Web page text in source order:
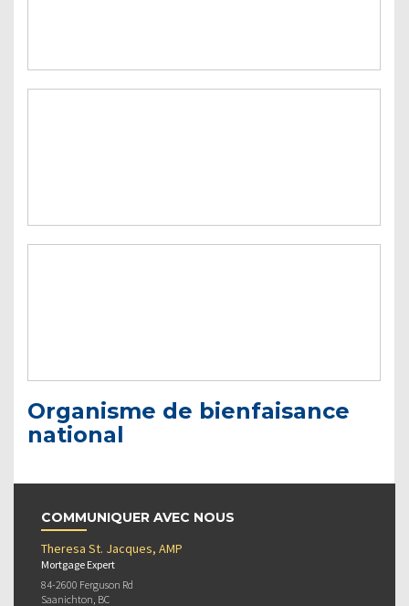
Organisme de bienfaisance
national
COMMUNIQUER AVEC NOUS
Theresa St. Jacques, AMP
Mortgage Expert
84-2600 Ferguson Rd
Saanichton, BC